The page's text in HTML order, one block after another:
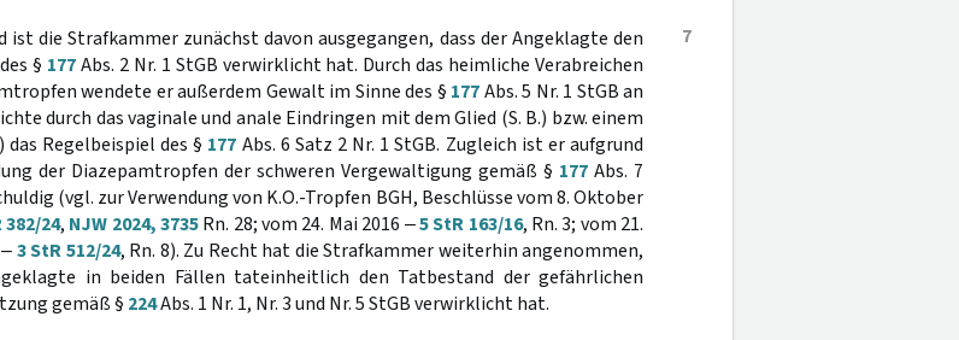
7
ist die Strafkammer zunächst davon ausgegangen, dass der Angeklagte den
§ 177Abs. 2 Nr. 1 StGB verwirklicht hat. Durch das heimliche Verabreichen
wendete er außerdem Gewalt im Sinne des § 177Abs. 5 Nr. 1 StGB an
durch das vaginale und anale Eindringen mit dem Glied (S. B.) bzw. einem
das Regelbeispiel des § 177 Abs. 6 Satz 2 Nr. 1 StGB. Zugleich ist er aufgrund
der Diazepamtropfen der schweren Vergewaltigung gemäß § 177 Abs. 7
(vgl. zur Verwendung von K.O.-Tropfen BGH, Beschlüsse vom 8. Oktober
382/24, NJW 2024, 3735Rn. 28; vom 24. Mai 2016 ‒5 StR 163/16, Rn. 3; vom 21.
3 StR 512/24, Rn. 8). Zu Recht hat die Strafkammer weiterhin angenommen,
in beiden Fällen tateinheitlich den Tatbestand der gefährlichen
gemäß § 224Abs. 1 Nr. 1, Nr. 3 und Nr. 5 StGB verwirklicht hat.